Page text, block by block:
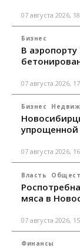
07 августа 2026,
Бизнес
В
07 августа 2026,
Бизнес
упрощенной
07 августа 2026,
Власть
мяса в
07 августа 2026,
Финансы